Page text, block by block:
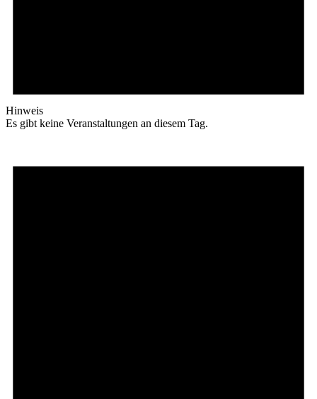
Hinweis
Es gibt keine Veranstaltungen an diesem Tag.